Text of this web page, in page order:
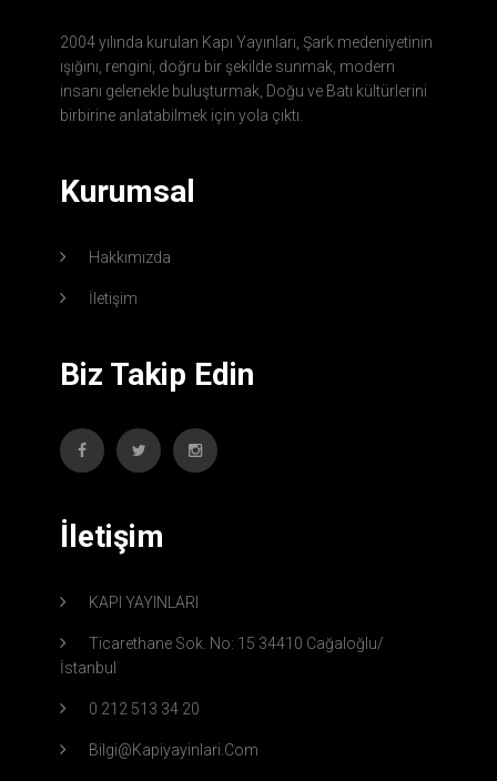
2004 yılında kurulan Kapı Yayınları, Şark medeniyetinin
ışığını, rengini, doğru bir şekilde sunmak, modern
insanı gelenekle buluşturmak, Doğu ve Batı kültürlerini
birbirine anlatabilmek için yola çıktı.
Kurumsal
Hakkımızda
İletişim
Biz Takip Edin
İletişim
KAPI YAYINLARI
Ticarethane Sok. No: 15 34410 Cağaloğlu/
İstanbul
0 212 513 34 20
Bilgi@kapiyayinlari.com